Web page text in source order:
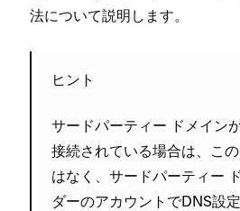
法について説明します⁠。
ヒント
サ⁠ードパ⁠ーテ⁠ィ⁠ー ドメイン
接続されている場合は⁠、こ
はなく⁠、サ⁠ードパ⁠ーテ⁠ィ⁠ー
ダ⁠ーのアカウントでDNS設